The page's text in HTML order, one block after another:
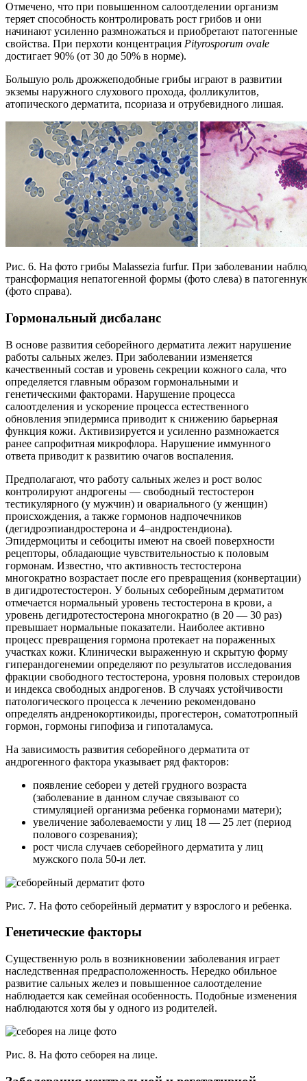
Отмечено, что при повышенном салоотделении организм
теряет способность контролировать рост грибов и они
начинают усиленно размножаться и приобретают патогенные
свойства. При перхоти концентрация Pityrosporum ovale
достигает 90% (от 30 до 50% в норме).
Большую роль дрожжеподобные грибы играют в развитии
экземы наружного слухового прохода, фолликулитов,
атопического дерматита, псориаза и отрубевидного лишая.
Рис. 6. На фото грибы Malassezia furfur. При заболевании
трансформация непатогенной формы (фото слева) в
(фото справа).
Гормональный дисбаланс
В основе развития себорейного дерматита лежит нарушение
работы сальных желез. При заболевании изменяется
качественный состав и уровень секреции кожного сала, что
определяется главным образом гормональными и
генетическими факторами. Нарушение процесса
салоотделения и ускорение процесса естественного
обновления эпидермиса приводит к снижению барьерная
функция кожи. Активизируется и усиленно размножается
ранее сапрофитная микрофлора. Нарушение иммунного
ответа приводит к развитию очагов воспаления.
Предполагают, что работу сальных желез и рост волос
контролируют андрогены — свободный тестостерон
тестикулярного (у мужчин) и овариального (у женщин)
происхождения, а также гормонов надпочечников
(дегидроэпиандростерона и 4–андростендиона).
Эпидермоциты и себоциты имеют на своей поверхности
рецепторы, обладающие чувствительностью к половым
гормонам. Известно, что активность тестостерона
многократно возрастает после его превращения (конвертации)
в дигидротестостерон. У больных себорейным дерматитом
отмечается нормальный уровень тестостерона в крови, а
уровень дегидротестостерона многократно (в 20 — 30 раз)
превышает нормальные показатели. Наиболее активно
процесс превращения гормона протекает на пораженных
участках кожи. Клинически выраженную и скрытую форму
гиперандогенемии определяют по результатов исследования
фракции свободного тестостерона, уровня половых стероидов
и индекса свободных андрогенов. В случаях устойчивости
патологического процесса к лечению рекомендовано
определять андренокортикоиды, прогестерон, соматотропный
гормон, гормоны гипофиза и гипоталамуса.
На зависимость развития себорейного дерматита от
андрогенного фактора указывает ряд факторов:
появление себореи у детей грудного возраста
(заболевание в данном случае связывают со
стимуляцией организма ребенка гормонами матери);
увеличение заболеваемости у лиц 18 — 25 лет (период
полового созревания);
рост числа случаев себорейного дерматита у лиц
мужского пола 50-и лет.
Рис. 7. На фото себорейный дерматит у взрослого и ребенка.
Генетические факторы
Существенную роль в возникновении заболевания играет
наследственная предрасположенность. Нередко обильное
развитие сальных желез и повышенное салоотделение
наблюдается как семейная особенность. Подобные изменения
наблюдаются хотя бы у одного из родителей.
Рис. 8. На фото себорея на лице.